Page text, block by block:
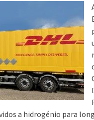
a hidrogénio para